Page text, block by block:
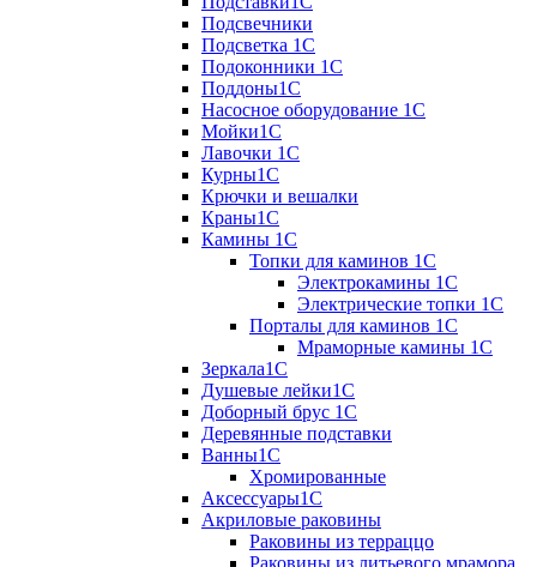
Подсвечники
Подсветка 1С
Подоконники 1С
Поддоны1С
Насосное оборудование 1С
Мойки1С
Лавочки 1С
Курны1С
Крючки и вешалки
Краны1С
Камины 1C
Топки для каминов 1C
Электрокамины 1С
Электрические топки 1C
Порталы для каминов 1С
Мраморные камины 1C
Зеркала1С
Душевые лейки1С
Доборный брус 1С
Деревянные подставки
Ванны1С
Хромированные
Аксессуары1С
Акриловые раковины
Раковины из терраццо
Раковины из литьевого мрамора